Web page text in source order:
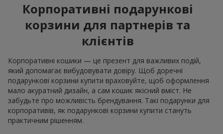
Корпоративні подарункові
корзини для партнерів та
клієнтів
Корпоративні кошики — це презент для важливих подій,
який допомагає вибудовувати довіру. Щоб доречні
подарункові корзини купити враховуйте, щоб оформлення
мало акуратний дизайн, а сам кошик якісний вміст. Не
забудьте про можливість брендування. Такі подарунки для
корпоративів, як подарункові корзини купити стануть
практичним рішенням.